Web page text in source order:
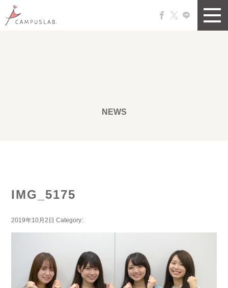
NEWS
IMG_5175
2019年10月2日 Category: